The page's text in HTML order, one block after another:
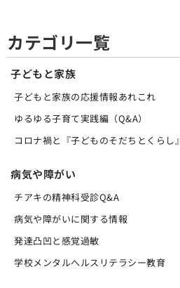
カテゴリ一覧
子どもと家族
子どもと家族の応援情報あれこれ
ゆるゆる子育て実践編（Q&A）
コロナ禍と『子どものそだちとくらし』
病気や障がい
チアキの精神科受診Q&A
病気や障がいに関する情報
発達凸凹と感覚過敏
学校メンタルへルスリテラシー教育